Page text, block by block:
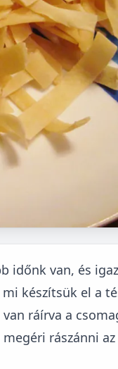
időnk van, és
készítsük el a
ráírva a
rászánni